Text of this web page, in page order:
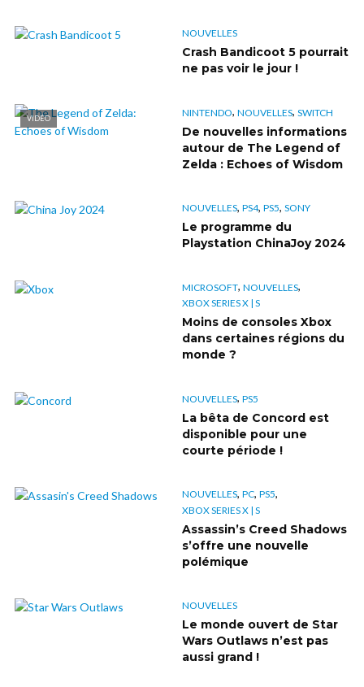
NOUVELLES
Crash Bandicoot 5 pourrait
ne pas voir le jour !
VIDÉO
NINTENDO, NOUVELLES, SWITCH
De nouvelles informations
autour de The Legend of
Zelda : Echoes of Wisdom
NOUVELLES, PS4, PS5, SONY
Le programme du
Playstation ChinaJoy 2024
MICROSOFT, NOUVELLES,
XBOX SERIES X | S
Moins de consoles Xbox
dans certaines régions du
monde ?
NOUVELLES, PS5
La bêta de Concord est
disponible pour une
courte période !
NOUVELLES, PC, PS5,
XBOX SERIES X | S
Assassin’s Creed Shadows
s’offre une nouvelle
polémique
NOUVELLES
Le monde ouvert de Star
Wars Outlaws n’est pas
aussi grand !